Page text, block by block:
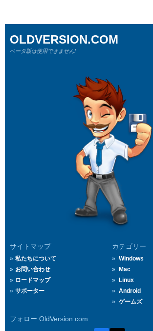
サイトマップ
私たちについて
お問い合わせ
ロードマップ
サポーター
カテゴリー
Windows
Mac
Linux
Android
ゲームズ
フォロー OldVersion.com
OLDVERSION.COM
ベータ版は使用できません!